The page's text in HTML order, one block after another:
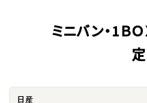
ミニバン・1Ｂ
日産